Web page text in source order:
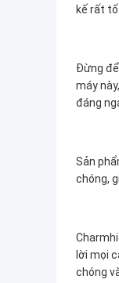
kế rất
Đừng
máy
đáng
Sản
chóng,
lời mọi
chóng